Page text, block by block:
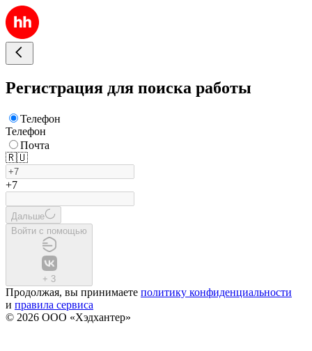
Регистрация для поиска работы
Телефон
Телефон
Почта
🇷🇺
+7
Дальше
Войти с помощью
+ 3
Продолжая, вы принимаете политику конфиденциальности
и правила сервиса
© 2026 ООО «Хэдхантер»